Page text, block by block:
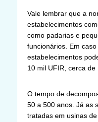
Vale lembrar que a
estabelecimentos
como padarias e
funcionários. Em
estabelecimentos
10 mil UFIR, cerca
O tempo de
50 a 500 anos. Já as
tratadas em usinas